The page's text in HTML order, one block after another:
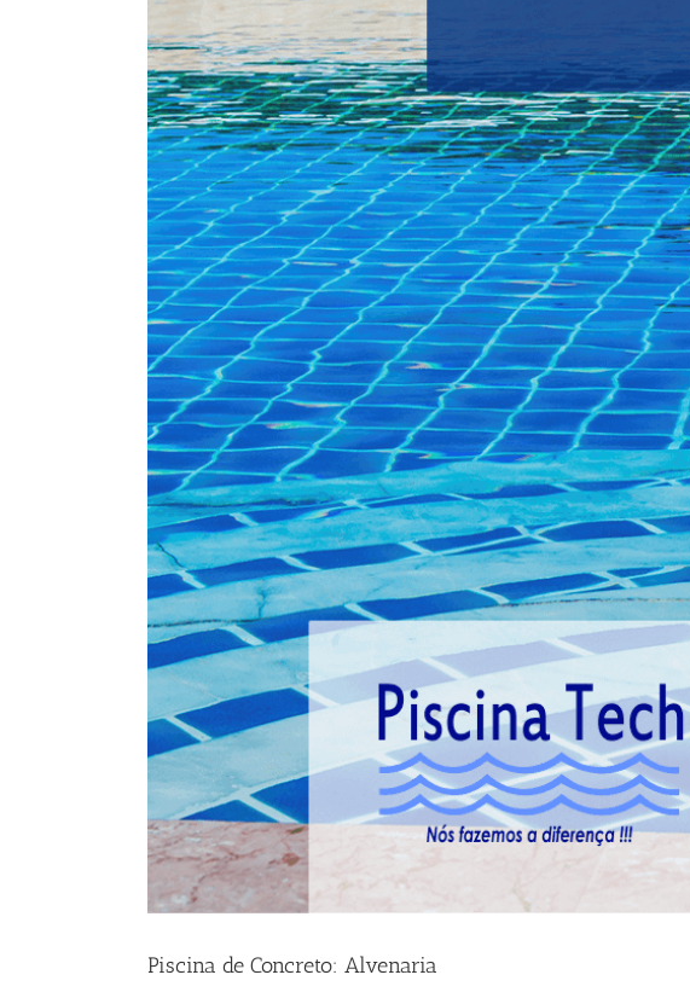
Piscina de Concreto: Alvenaria